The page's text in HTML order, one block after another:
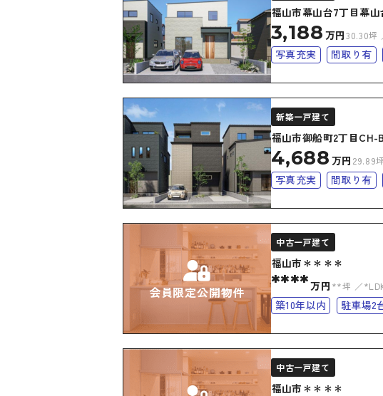
福山市幕山台7丁目幕
3,188 万円30.30坪
写真充実 間取り有
新築一戸建て
福山市御船町2丁目CH-B
4,688 万円 29.89坪
写真充実 間取り有
会員限定公開物件
中古一戸建て
福山市＊＊＊＊
****万円 **坪
築10年以内 駐車場2
中古一戸建て
福山市＊＊＊＊